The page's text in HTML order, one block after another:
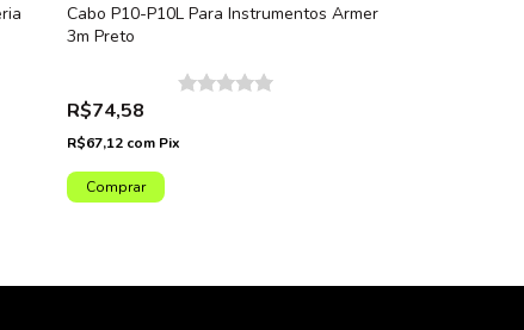
Cabo P10-P10L Para Instrumentos Armer
3m Preto
R$74,58
R$67,12 com Pix